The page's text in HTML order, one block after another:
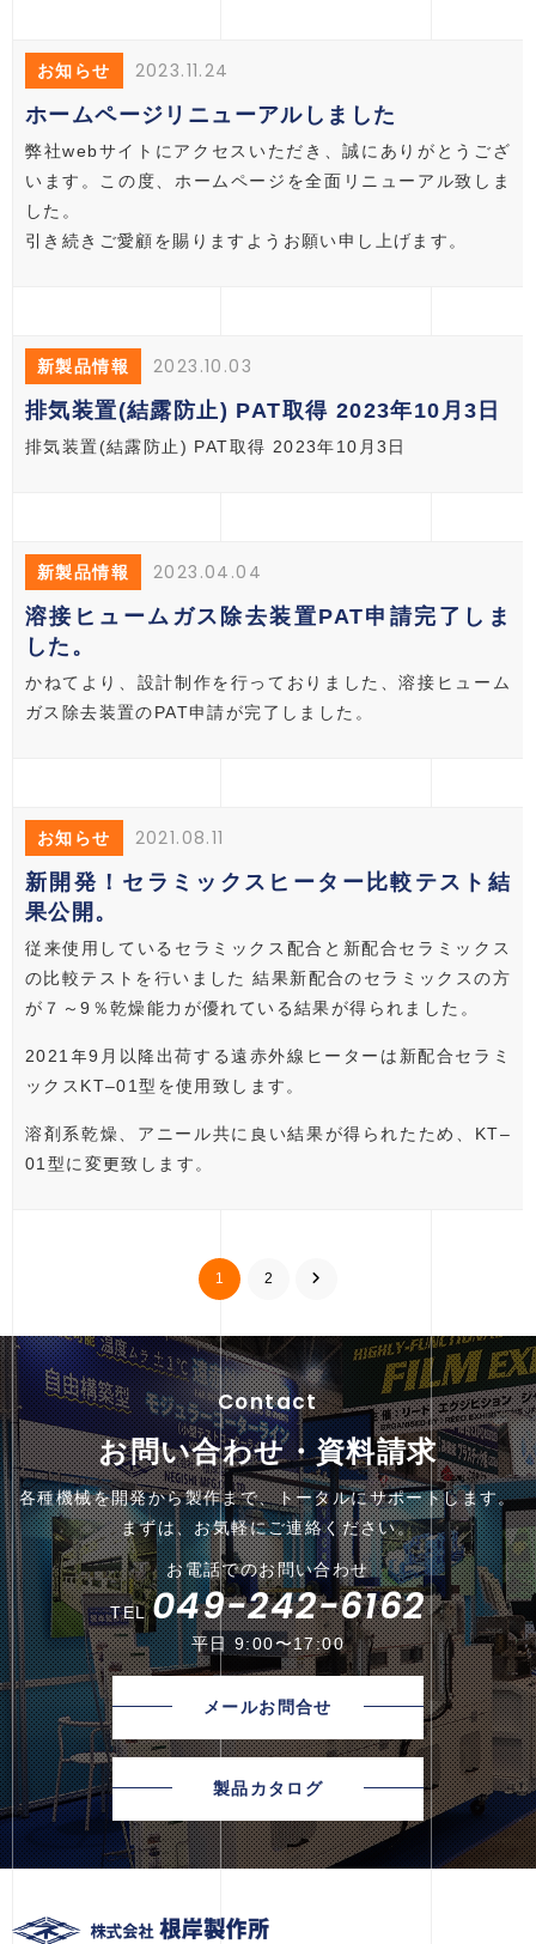
お知らせ
2023.11.24
ホームページリニューアルしました
弊社webサイトにアクセスいただき、誠にありがとうござ
います。この度、ホームページを全面リニューアル致しま
した。
引き続きご愛顧を賜りますようお願い申し上げます。
新製品情報
2023.10.03
排気装置(結露防止) PAT取得 2023年10月3日
排気装置(結露防止) PAT取得 2023年10月3日
新製品情報
2023.04.04
溶接ヒュームガス除去装置PAT申請完了しま
した。
かねてより、設計制作を行っておりました、溶接ヒューム
ガス除去装置のPAT申請が完了しました。
お知らせ
2021.08.11
新開発！セラミックスヒーター比較テスト結
果公開。
従来使用しているセラミックス配合と新配合セラミックス
の比較テストを行いました 結果新配合のセラミックスの方
が７～9％乾燥能力が優れている結果が得られました。
2021年9月以降出荷する遠赤外線ヒーターは新配合セラミ
ックスKT‒01型を使用致します。
溶剤系乾燥、アニール共に良い結果が得られたため、KT‒
01型に変更致します。
1 2
Contact
お問い合わせ・資料請求
各種機械を開発から製作まで、トータルにサポートします。
まずは、お気軽にご連絡ください。
お電話でのお問い合わせ
TEL 049-242-6162
平日 9:00〜17:00
メールお問合せ
製品カタログ